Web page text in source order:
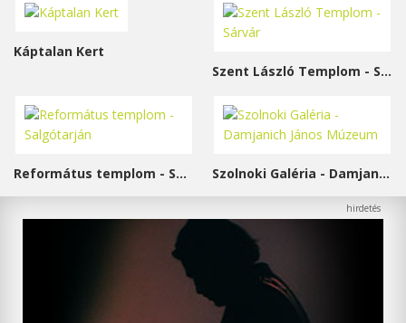
Káptalan Kert
Szent László Templom - Sárvár
Református templom - Salgótarján Szolnoki Galéria - Damjanich János Múzeum